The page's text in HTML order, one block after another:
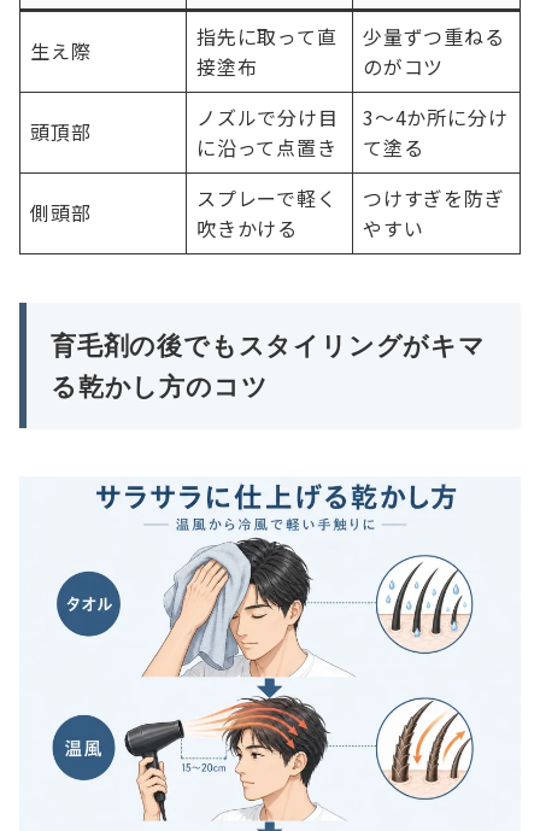
生え際
指先に取って直
接塗布
少量ずつ重ねる
のがコツ
頭頂部
ノズルで分け目
に沿って点置き
3〜4か所に分け
て塗る
側頭部
スプレーで軽く
吹きかける
つけすぎを防ぎ
やすい
育毛剤の後でもスタイリングがキマ
る乾かし方のコツ